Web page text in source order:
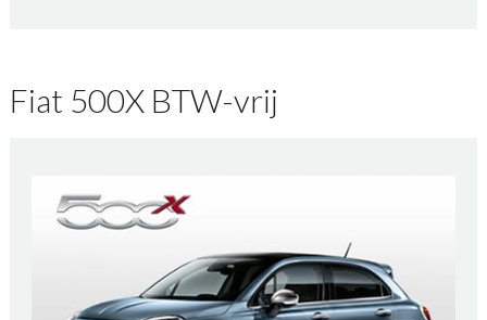
Fiat 500X BTW-vrij